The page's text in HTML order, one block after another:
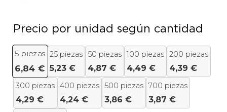
Precio por unidad según cantidad
5 piezas
6,84 €
25 piezas
5,23 €
50 piezas
4,87 €
100 piezas
4,49 €
200 piezas
4,39 €
300 piezas
4,29 €
400 piezas
4,24 €
500 piezas
3,86 €
700 piezas
3,87 €